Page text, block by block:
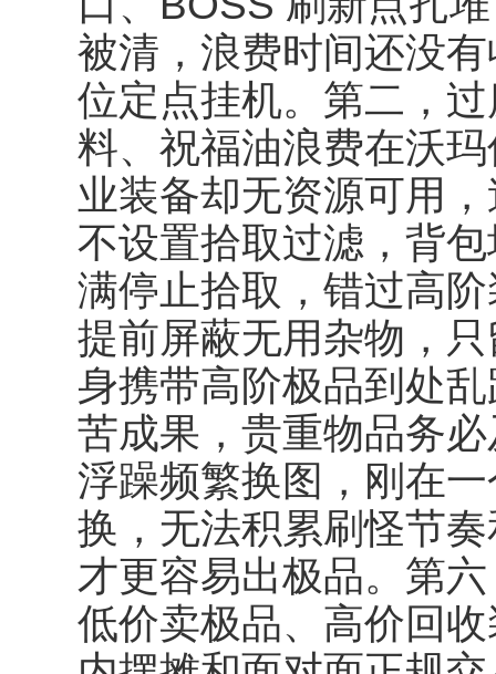
被清，浪费时间还没
位定点挂机。第二，
料、祝福油浪费在沃
业装备却无资源可用
不设置拾取过滤，背
满停止拾取，错过高
提前屏蔽无用杂物，
身携带高阶极品到处
苦成果，贵重物品务
浮躁频繁换图，刚在
换，无法积累刷怪节
才更容易出极品。第
低价卖极品、高价回